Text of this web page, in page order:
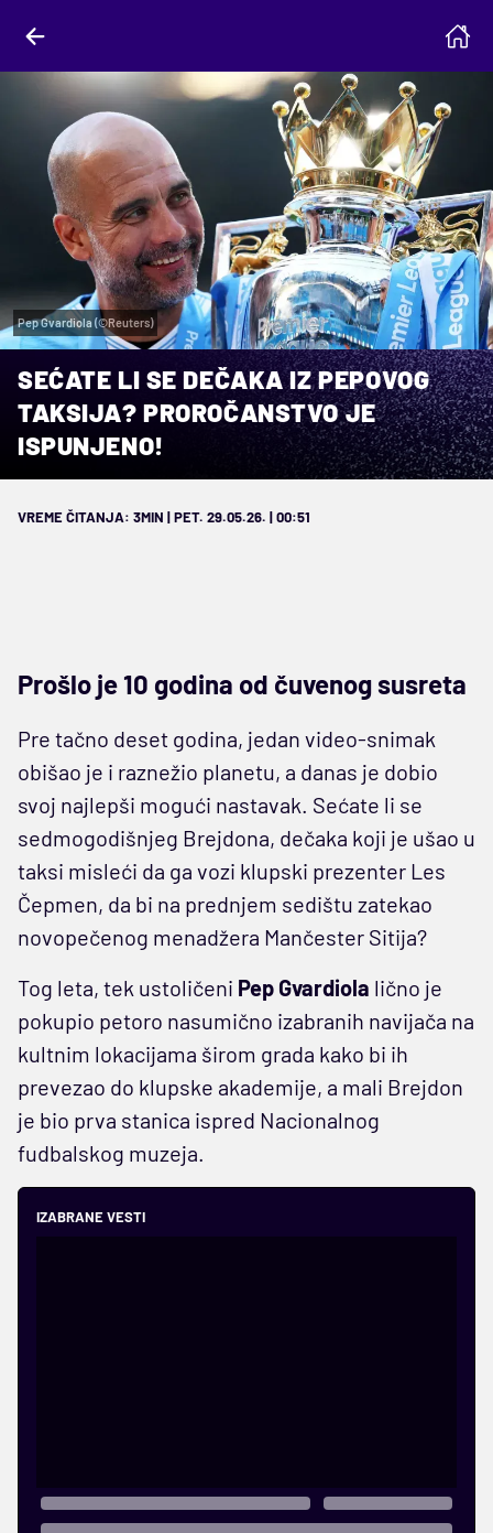
Pep Gvardiola (©Reuters)
SEĆATE LI SE DEČAKA IZ PEPOVOG
TAKSIJA? PROROČANSTVO JE
ISPUNJENO!
VREME ČITANJA: 3MIN | PET. 29.05.26. | 00:51
Prošlo je 10 godina od čuvenog susreta
Pre tačno deset godina, jedan video-snimak
obišao je i raznežio planetu, a danas je dobio
svoj najlepši mogući nastavak. Sećate li se
sedmogodišnjeg Brejdona, dečaka koji je ušao u
taksi misleći da ga vozi klupski prezenter Les
Čepmen, da bi na prednjem sedištu zatekao
novopečenog menadžera Mančester Sitija?
Tog leta, tek ustoličeni Pep Gvardiola lično je
pokupio petoro nasumično izabranih navijača na
kultnim lokacijama širom grada kako bi ih
prevezao do klupske akademije, a mali Brejdon
je bio prva stanica ispred Nacionalnog
fudbalskog muzeja.
IZABRANE VESTI